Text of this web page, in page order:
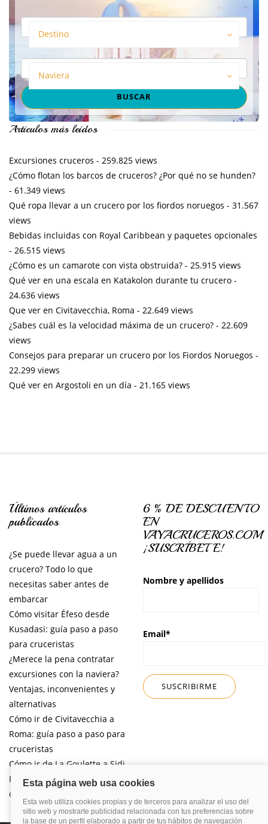
Destino
Naviera
Artículos más leídos
Excursiones cruceros - 259.825 views
¿Cómo flotan los barcos de cruceros? ¿Por qué no se hunden?
- 61.349 views
Qué ropa llevar a un crucero por los fiordos noruegos - 31.567
views
Bebidas incluidas con Royal Caribbean y paquetes opcionales
- 26.515 views
¿Cómo es un camarote con vista obstruida? - 25.915 views
Qué ver en una escala en Katakolon durante tu crucero -
24.636 views
Que ver en Civitavecchia, Roma - 22.649 views
¿Sabes cuál es la velocidad máxima de un crucero? - 22.609
views
Consejos para preparar un crucero por los Fiordos Noruegos -
22.299 views
Qué ver en Argostoli en un día - 21.165 views
Últimos artículos
publicados
¿Se puede llevar agua a un
crucero? Todo lo que
necesitas saber antes de
embarcar
Cómo visitar Éfeso desde
Kusadasi: guía paso a paso
para cruceristas
¿Merece la pena contratar
excursiones con la naviera?
Ventajas, inconvenientes y
alternativas
Cómo ir de Civitavecchia a
Roma: guía paso a paso para
cruceristas
Cómo ir de La Goulette a Sidi
Bou Said por libre desde tu
crucero
6 % DE DESCUENTO
EN
VAYACRUCEROS.COM
¡SUSCRÍBETE!
Nombre y apellidos
Email*